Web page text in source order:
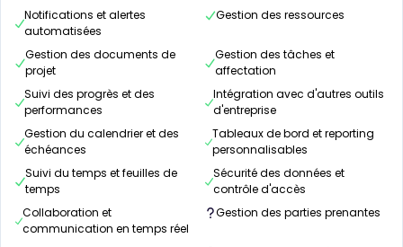
Notifications et alertes
automatisées
Gestion des ressources
Gestion des documents de
projet
Gestion des tâches et
affectation
Suivi des progrès et des
performances
Intégration avec d'autres outils
d'entreprise
Gestion du calendrier et des
échéances
Tableaux de bord et reporting
personnalisables
Suivi du temps et feuilles de
temps
Sécurité des données et
contrôle d'accès
Collaboration et
communication en temps réel
Gestion des parties prenantes